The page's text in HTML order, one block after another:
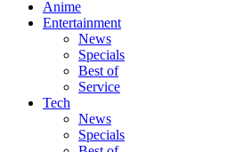
Anime
Entertainment
News
Specials
Best of
Service
Tech
News
Specials